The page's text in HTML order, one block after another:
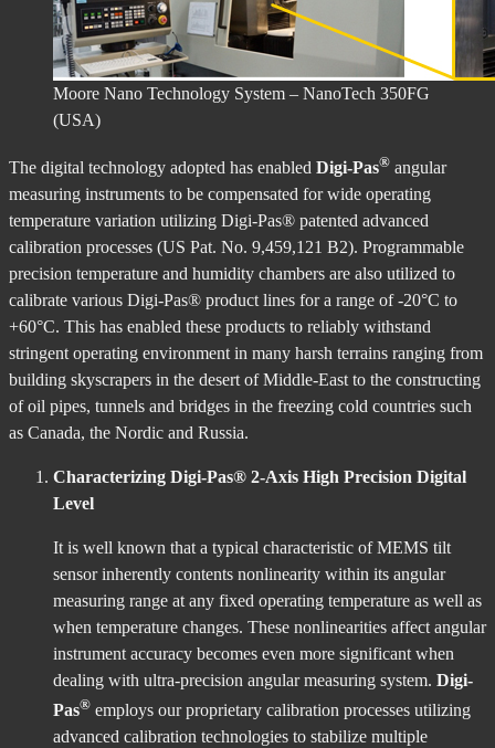
Moore Nano Technology System – NanoTech 350FG
(USA)
The digital technology adopted has enabled Digi-Pas® angular
measuring instruments to be compensated for wide operating
temperature variation utilizing Digi-Pas® patented advanced
calibration processes (US Pat. No. 9,459,121 B2). Programmable
precision temperature and humidity chambers are also utilized to
calibrate various Digi-Pas® product lines for a range of -20°C to
+60°C. This has enabled these products to reliably withstand
stringent operating environment in many harsh terrains ranging from
building skyscrapers in the desert of Middle-East to the constructing
of oil pipes, tunnels and bridges in the freezing cold countries such
as Canada, the Nordic and Russia.
Characterizing Digi-Pas® 2-Axis High Precision Digital
Level
It is well known that a typical characteristic of MEMS tilt
sensor inherently contents nonlinearity within its angular
measuring range at any fixed operating temperature as well as
when temperature changes. These nonlinearities affect angular
instrument accuracy becomes even more significant when
dealing with ultra-precision angular measuring system. Digi-
Pas® employs our proprietary calibration processes utilizing
advanced calibration technologies to stabilize multiple